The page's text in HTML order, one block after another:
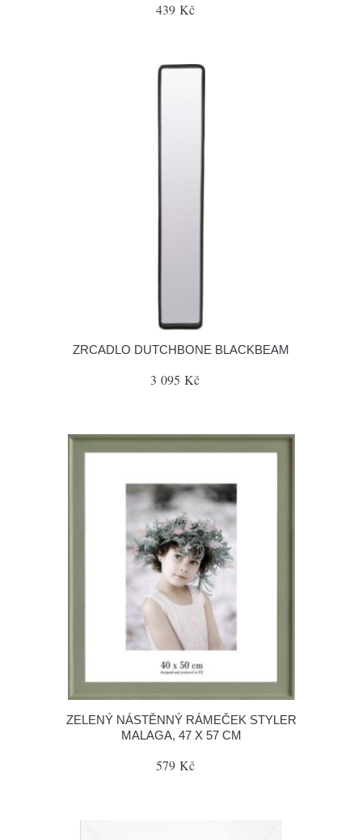
439 Kč
ZRCADLO DUTCHBONE BLACKBEAM
3 095 Kč
ZELENÝ NÁSTĚNNÝ RÁMEČEK STYLER
MALAGA, 47 X 57 CM
579 Kč